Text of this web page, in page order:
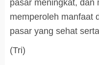
pasar meningkat, dan
memperoleh manfaat
pasar yang sehat
(Tri)